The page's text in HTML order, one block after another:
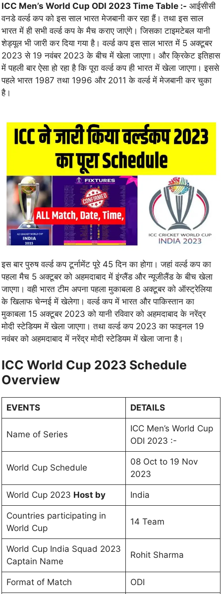
ICC Men’s World Cup ODI 2023 Time Table :- आईसीसी
वनडे वर्ल्ड कप को इस साल भारत मेजबानी कर रहा हैं। तथा इस साल
भारत में ही सभी वर्ल्ड कप के मैच कराए जाएंगे। जिसका टाइमटेबल यानी
शेड्यूल भी जारी कर दिया गया है। वर्ल्ड कप इस साल भारत में 5 अक्टूबर
2023 से 19 नवंबर 2023 के बीच में खेला जाएगा। और क्रिकेट इतिहास
में पहली बार ऐसा हो रहा है कि पूरा वर्ल्ड कप ही भारत में खेला जाएगा। इससे
पहले भारत 1987 तथा 1996 और 2011 के वर्ल्ड में मेजबानी कर चुका
है।
इस बार पुरुष वर्ल्ड कप टूर्नामेंट पूरे 45 दिन का होगा। जहां वर्ल्ड कप का
पहला मैच 5 अक्टूबर को अहमदाबाद में इंग्लैंड और न्यूजीलैंड के बीच खेला
जाएगा। वही भारत टीम अपना पहला मुकाबला 8 अक्टूबर को ऑस्ट्रेलिया
के खिलाफ चेन्नई में खेलेगा। वर्ल्ड कप में भारत और पाकिस्तान का
मुकाबला 15 अक्टूबर 2023 को यानी रविवार को अहमदाबाद के नरेंद्र
मोदी स्टेडियम में खेला जाएगा। तथा वर्ल्ड कप 2023 का फाइनल 19
नवंबर को अहमदाबाद में नरेंद्र मोदी स्टेडियम में खेला जाना है।
ICC World Cup 2023 Schedule
Overview
EVENTS DETAILS
Name of Series
ICC Men’s World Cup
ODI 2023 :-
World Cup Schedule
08 Oct to 19 Nov
2023
World Cup 2023 Host by India
Countries participating in
World Cup
14 Team
World Cup India Squad 2023
Captain Name
Rohit Sharma
Format of Match ODI